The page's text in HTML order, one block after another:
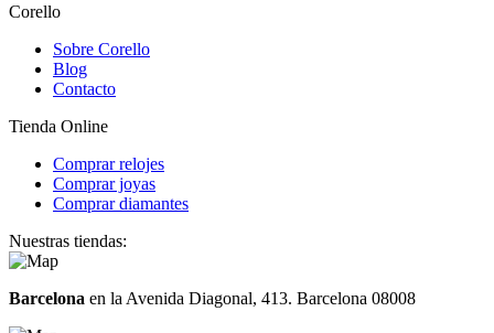
Corello
Sobre Corello
Blog
Contacto
Tienda Online
Comprar relojes
Comprar joyas
Comprar diamantes
Nuestras tiendas:
Barcelona en la Avenida Diagonal, 413. Barcelona 08008